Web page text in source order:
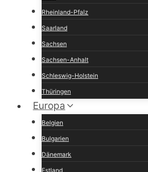
Rheinland-Pfalz
Saarland
Sachsen
Sachsen-Anhalt
Schleswig-Holstein
Thüringen
Europa
Belgien
Bulgarien
Dänemark
Estland